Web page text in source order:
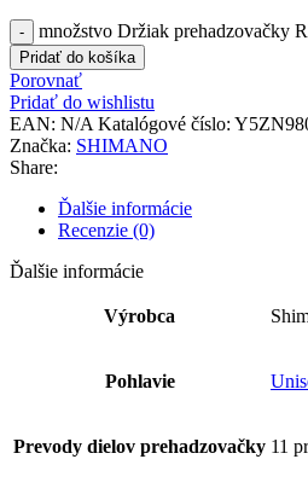
množstvo Držiak prehadzovačky
Pridať do košíka
Porovnať
Pridať do wishlistu
EAN: N/A Katalógové číslo:
Značka: SHIMANO
Share:
Ďalšie informácie
Recenzie (0)
Ďalšie informácie
Výrobca
Pohlavie
Prevody dielov prehadzovačky 11